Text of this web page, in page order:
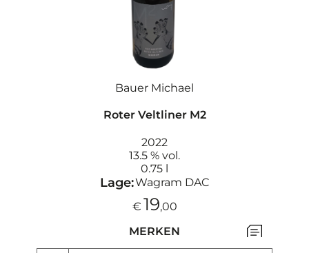
Bauer Michael
Roter Veltliner M2
2022
13.5 % vol.
0.75 l
Lage:Wagram DAC
€ 19,00
MERKEN